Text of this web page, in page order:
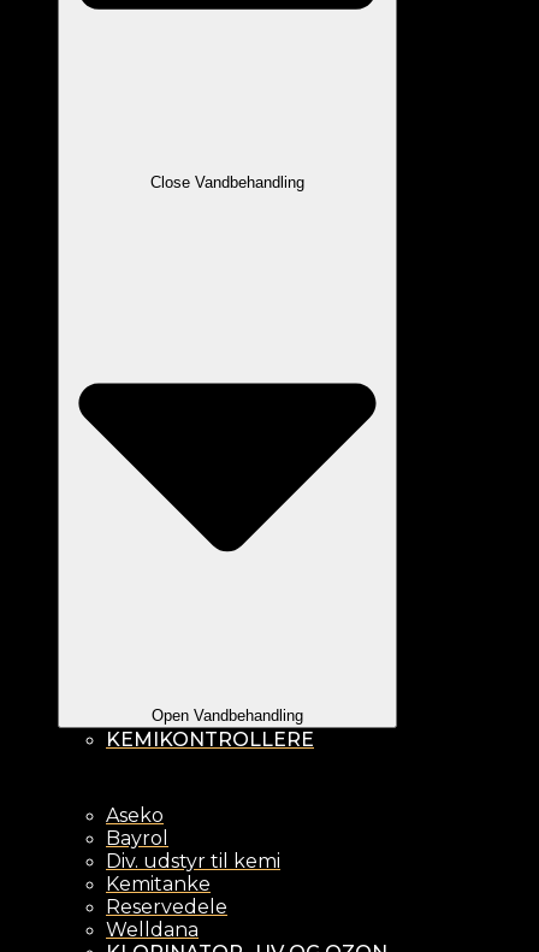
Close Vandbehandling
Open Vandbehandling
KEMIKONTROLLERE
Aseko
Bayrol
Div. udstyr til kemi
Kemitanke
Reservedele
Welldana